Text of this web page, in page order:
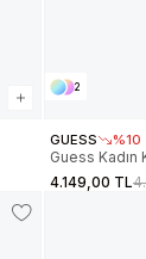
2
GUESS %10
Guess Kadın
4.149,00 TL